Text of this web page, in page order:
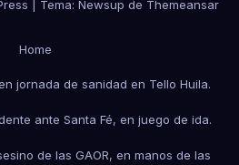
Tema: Newsup de Themeansar
Home
jornada de sanidad en Tello Huila.
ante Santa Fé, en juego de ida.
de las GAOR, en manos de las